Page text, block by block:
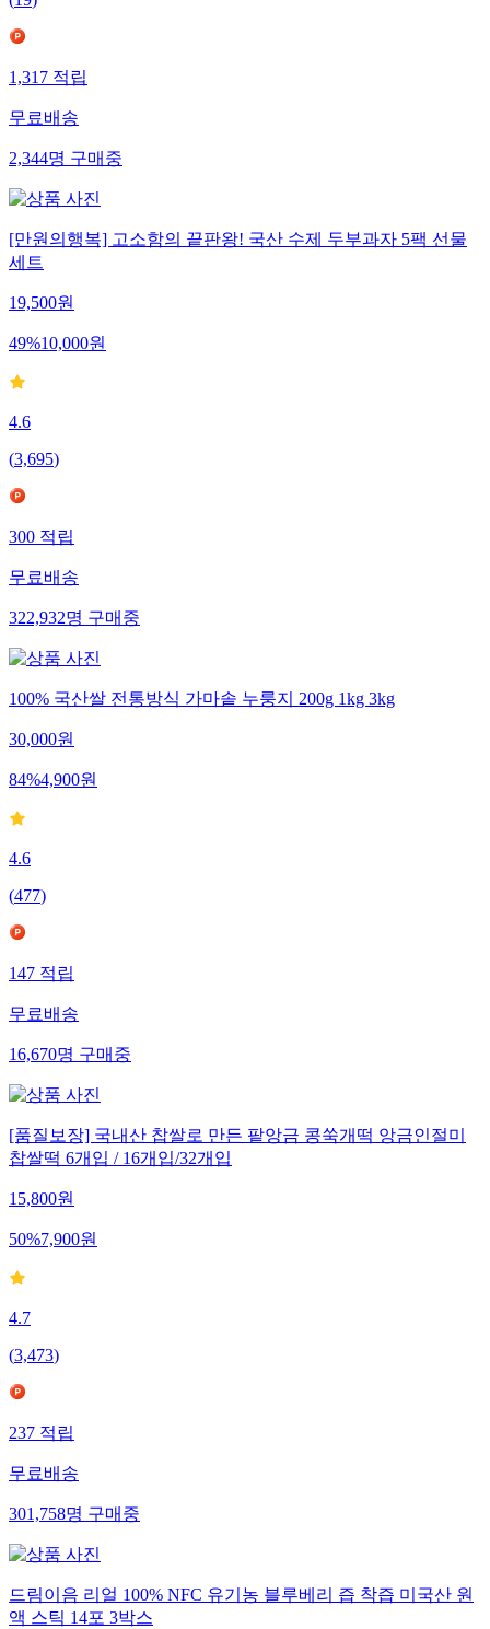
1,317 적립
무료배송
2,344명 구매중
[만원의행복] 고소함의 끝판왕! 국산 수제 두부과자 5팩 선물
세트
19,500원
49%10,000원
4.6
(3,695)
300 적립
무료배송
322,932명 구매중
100% 국산쌀 전통방식 가마솥 누룽지 200g 1kg 3kg
30,000원
84%4,900원
4.6
(477)
147 적립
무료배송
16,670명 구매중
[품질보장] 국내산 찹쌀로 만든 팥앙금 콩쑥개떡 앙금인절미
찹쌀떡 6개입 / 16개입/32개입
15,800원
50%7,900원
4.7
(3,473)
237 적립
무료배송
301,758명 구매중
드림이음 리얼 100% NFC 유기농 블루베리 즙 착즙 미국산 원
액 스틱 14포 3박스